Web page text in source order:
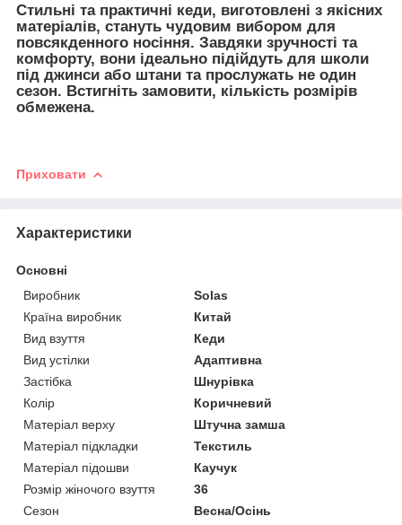
Стильні та практичні кеди, виготовлені з якісних
матеріалів, стануть чудовим вибором для
повсякденного носіння. Завдяки зручності та
комфорту, вони ідеально підійдуть для школи
під джинси або штани та прослужать не один
сезон. Встигніть замовити, кількість розмірів
обмежена.
Приховати
Характеристики
Основні
Виробник
Solas
Країна виробник
Китай
Вид взуття
Кеди
Вид устілки
Адаптивна
Застібка
Шнурівка
Колір
Коричневий
Матеріал верху
Штучна замша
Матеріал підкладки
Текстиль
Матеріал підошви
Каучук
Розмір жіночого взуття
36
Сезон
Весна/Осінь